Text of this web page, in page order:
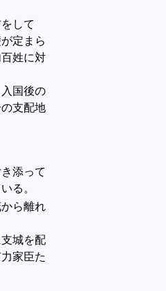
して
定まら
姓に対
国後の
支配地
添って
る。
ら離れ
城を配
家臣た